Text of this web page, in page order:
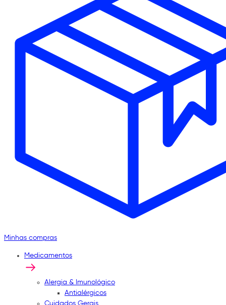
Minhas compras
Medicamentos
Alergia & Imunológico
Antialérgicos
Cuidados Gerais